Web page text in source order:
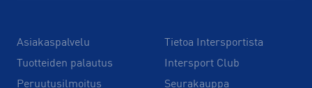
Asiakaspalvelu
Tuotteiden palautus
Peruutusilmoitus
Tietoa Intersportista
Intersport Club
Seurakauppa